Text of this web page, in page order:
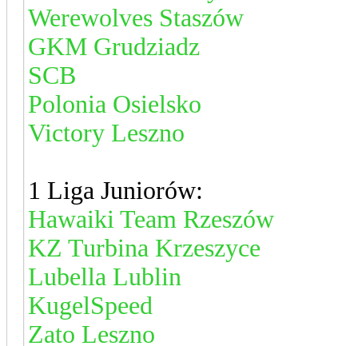
Werewolves Staszów
GKM Grudziadz
SCB
Polonia Osielsko
Victory Leszno
1 Liga Juniorów:
Hawaiki Team Rzeszów
KZ Turbina Krzeszyce
Lubella Lublin
KugelSpeed
Zato Leszno